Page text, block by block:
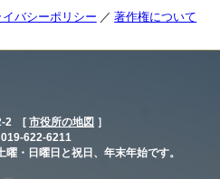
イバシーポリシー 著作権について
2 [ 市役所の地図 ］
622-6211
・日曜日と祝日、年末年始です。